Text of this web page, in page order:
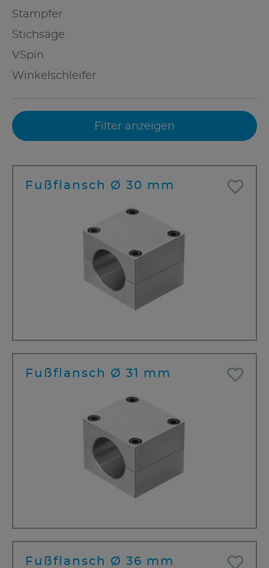
Stampfer
Stichsäge
VSpin
Winkelschleifer
Filter anzeigen
Fußflansch Ø 30 mm
Fußflansch Ø 31 mm
Fußflansch Ø 36 mm